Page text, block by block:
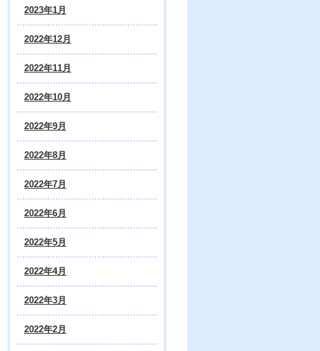
2023年1月
2022年12月
2022年11月
2022年10月
2022年9月
2022年8月
2022年7月
2022年6月
2022年5月
2022年4月
2022年3月
2022年2月